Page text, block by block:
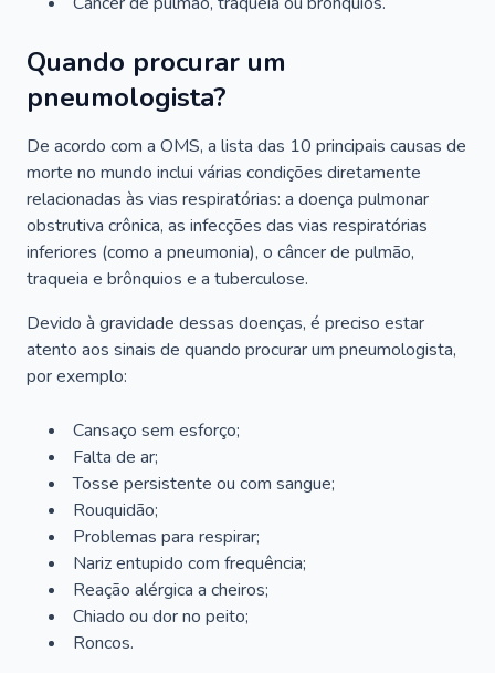
Quando procurar um
pneumologista?
De acordo com a OMS, a lista das 10 principais causas de
morte no mundo inclui várias condições diretamente
relacionadas às vias respiratórias: a doença pulmonar
obstrutiva crônica, as infecções das vias respiratórias
inferiores (como a pneumonia), o câncer de pulmão,
traqueia e brônquios e a tuberculose.
Devido à gravidade dessas doenças, é preciso estar
atento aos sinais de quando procurar um pneumologista,
por exemplo:
Cansaço sem esforço;
Falta de ar;
Tosse persistente ou com sangue;
Rouquidão;
Problemas para respirar;
Nariz entupido com frequência;
Reação alérgica a cheiros;
Chiado ou dor no peito;
Roncos.